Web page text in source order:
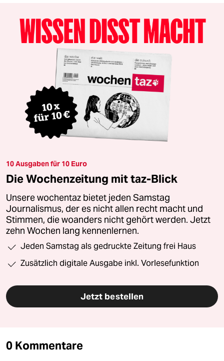
10 Ausgaben für 10 Euro
Die Wochenzeitung mit taz-Blick
Unsere wochentaz bietet jeden Samstag
Journalismus, der es nicht allen recht macht und
Stimmen, die woanders nicht gehört werden. Jetzt
zehn Wochen lang kennenlernen.
Jeden Samstag als gedruckte Zeitung frei Haus
Zusätzlich digitale Ausgabe inkl. Vorlesefunktion
Jetzt bestellen
0 Kommentare